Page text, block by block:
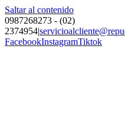
Saltar al contenido
0987268273 - (02)
2374954|
FacebookInstagramTiktok